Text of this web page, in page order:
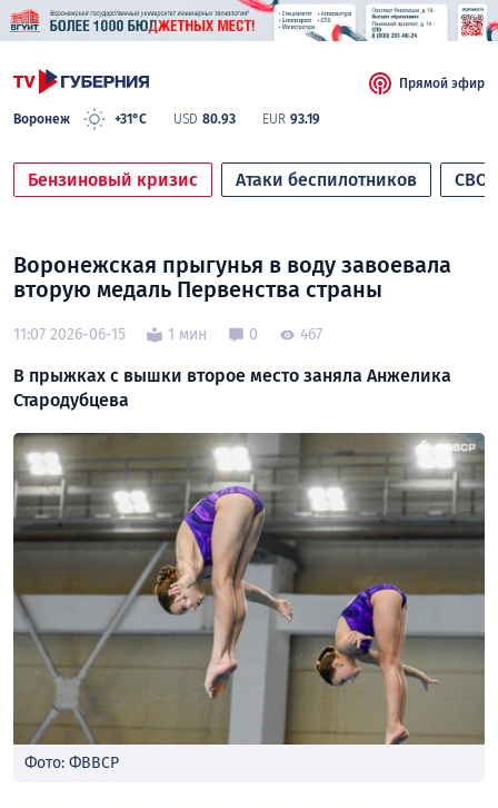
Воронеж +31°C USD 80.93 EUR 93.19
Прямой эфир
Бензиновый кризис Атаки беспилотников СВО
Воронежская прыгунья в воду завоевала
вторую медаль Первенства страны
11:07 2026-06-15 1 мин 0 467
В прыжках с вышки второе место заняла Анжелика
Стародубцева
Фото: ФВВСР